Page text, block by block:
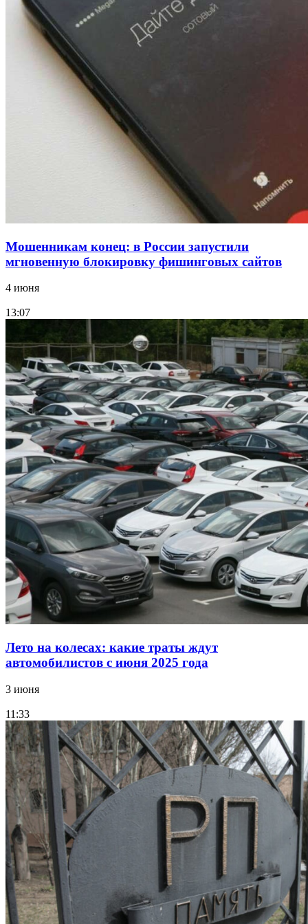
12:39
Сладкий праздник в Волгограде: в Центральном
парке прошёл фестиваль „Арбузный переполох“
Волгоградские компании нарастили экспорт:
заключены контракты на 3,6 млн долларов
Мошенникам конец: в России запустили
мгновенную блокировку фишинговых сайтов
4 июня
13:07
Лето на колесах: какие траты ждут
автомобилистов с июня 2025 года
3 июня
11:33